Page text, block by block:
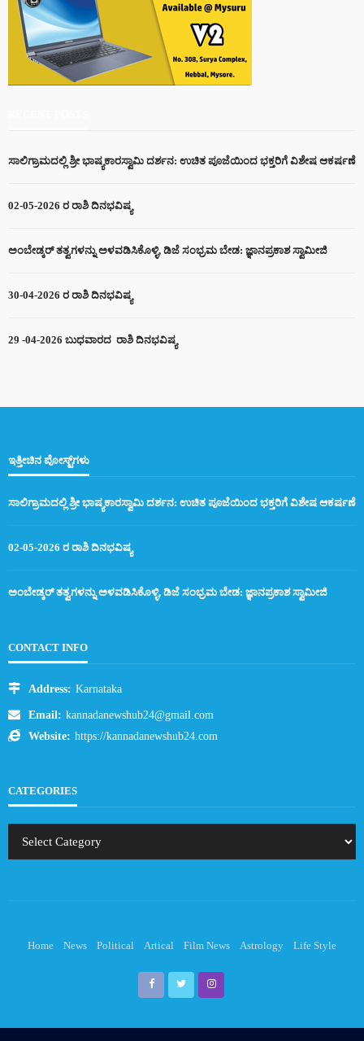
ಸಾಲಿಗ್ರಾಮದಲ್ಲಿ ಶ್ರೀ ಭಾಷ್ಯಕಾರಸ್ವಾಮಿ ದರ್ಶನ: ಉಚಿತ ಪೂಜೆಯಿಂದ ಭಕ್ತರಿಗೆ ವಿಶೇಷ ಆಕರ್ಷಣೆ
02-05-2026 ರ ರಾಶಿ ದಿನಭವಿಷ್ಯ
ಅಂಬೇಡ್ಕರ್ ತತ್ವಗಳನ್ನು ಅಳವಡಿಸಿಕೊಳ್ಳಿ, ಡಿಜೆ ಸಂಭ್ರಮ ಬೇಡ: ಜ್ಞಾನಪ್ರಕಾಶ ಸ್ವಾಮೀಜಿ
30-04-2026 ರ ರಾಶಿ ದಿನಭವಿಷ್ಯ
29 -04-2026 ಬುಧವಾರದ ರಾಶಿ ದಿನಭವಿಷ್ಯ
ಇತ್ತೀಚಿನ ಪೋಸ್ಟ್‌ಗಳು
ಸಾಲಿಗ್ರಾಮದಲ್ಲಿ ಶ್ರೀ ಭಾಷ್ಯಕಾರಸ್ವಾಮಿ ದರ್ಶನ: ಉಚಿತ ಪೂಜೆಯಿಂದ ಭಕ್ತರಿಗೆ ವಿಶೇಷ ಆಕರ್ಷಣೆ
02-05-2026 ರ ರಾಶಿ ದಿನಭವಿಷ್ಯ
ಅಂಬೇಡ್ಕರ್ ತತ್ವಗಳನ್ನು ಅಳವಡಿಸಿಕೊಳ್ಳಿ, ಡಿಜೆ ಸಂಭ್ರಮ ಬೇಡ: ಜ್ಞಾನಪ್ರಕಾಶ ಸ್ವಾಮೀಜಿ
CONTACT INFO
Address: Karnataka
Email: kannadanewshub24@gmail.com
Website: https://kannadanewshub24.com
CATEGORIES
Home News Political Artical Film News Astrology Life Style